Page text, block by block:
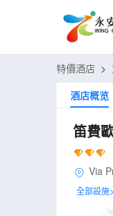
特價酒店 >
酒店概览
笛費
Via
全部設施>